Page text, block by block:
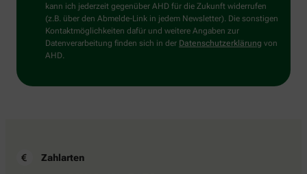
bitte
das
Herz.
kann ich jederzeit gegenüber AHD für die Zukunft widerrufen
(z.B. über den Abmelde-Link in jedem Newsletter). Die sonstigen
Kontaktmöglichkeiten dafür und weitere Angaben zur
Datenverarbeitung finden sich in der Datenschutzerklärung von
AHD.
Zahlarten